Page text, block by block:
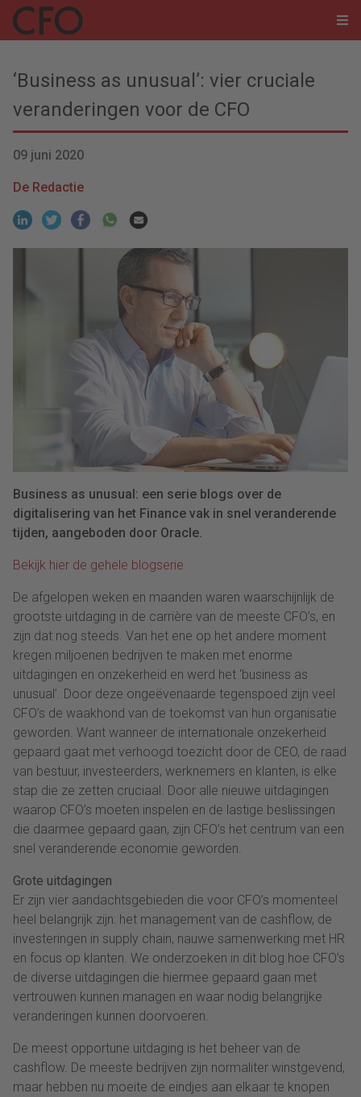
‘Business as unusual’: vier cruciale
veranderingen voor de CFO
09 juni 2020
De Redactie
Business as unusual: een serie blogs over de
digitalisering van het Finance vak in snel veranderende
tijden, aangeboden door Oracle.
Bekijk hier de gehele blogserie
De afgelopen weken en maanden waren waarschijnlijk de
grootste uitdaging in de carrière van de meeste CFO’s, en
zijn dat nog steeds. Van het ene op het andere moment
kregen miljoenen bedrijven te maken met enorme
uitdagingen en onzekerheid en werd het ‘business as
unusual’. Door deze ongeëvenaarde tegenspoed zijn veel
CFO’s de waakhond van de toekomst van hun organisatie
geworden. Want wanneer de internationale onzekerheid
gepaard gaat met verhoogd toezicht door de CEO, de raad
van bestuur, investeerders, werknemers en klanten, is elke
stap die ze zetten cruciaal. Door alle nieuwe uitdagingen
waarop CFO’s moeten inspelen en de lastige beslissingen
die daarmee gepaard gaan, zijn CFO’s het centrum van een
snel veranderende economie geworden.
Grote uitdagingen
Er zijn vier aandachtsgebieden die voor CFO’s momenteel
heel belangrijk zijn: het management van de cashflow, de
investeringen in supply chain, nauwe samenwerking met HR
en focus op klanten. We onderzoeken in dit blog hoe CFO’s
de diverse uitdagingen die hiermee gepaard gaan met
vertrouwen kunnen managen en waar nodig belangrijke
veranderingen kunnen doorvoeren.
De meest opportune uitdaging is het beheer van de
cashflow. De meeste bedrijven zijn normaliter winstgevend,
maar hebben nu moeite de eindjes aan elkaar te knopen